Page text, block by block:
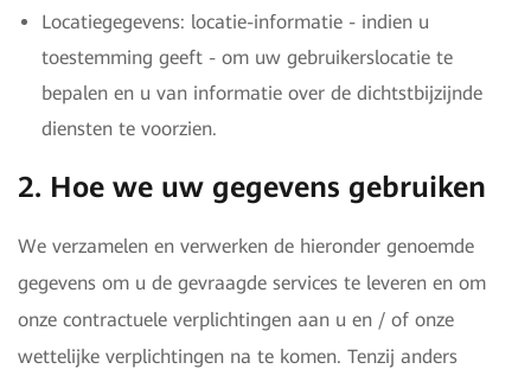
Locatiegegevens: locatie-informatie - indien u
toestemming geeft - om uw gebruikerslocatie te
bepalen en u van informatie over de dichtstbijzijnde
diensten te voorzien.
2. Hoe we uw gegevens gebruiken
We verzamelen en verwerken de hieronder genoemde
gegevens om u de gevraagde services te leveren en om
onze contractuele verplichtingen aan u en / of onze
wettelijke verplichtingen na te komen. Tenzij anders